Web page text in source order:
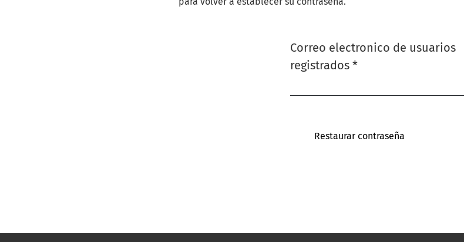
Correo electronico de usuarios
registrados *Obligatorio
Restaurar contraseña